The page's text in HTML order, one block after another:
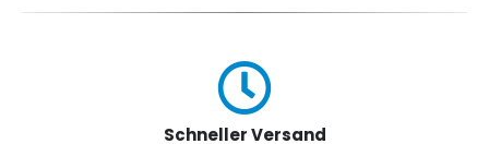
Schneller Versand